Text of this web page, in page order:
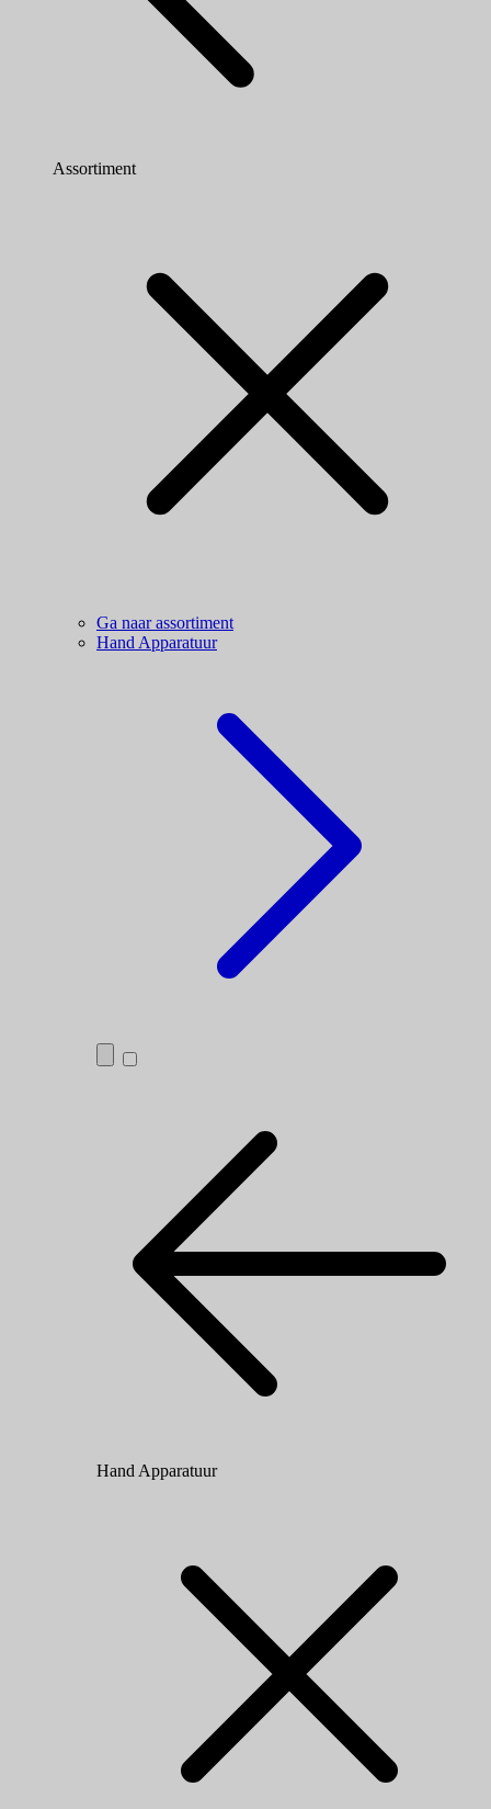
Assortiment
Ga naar assortiment
Hand Apparatuur
Hand Apparatuur